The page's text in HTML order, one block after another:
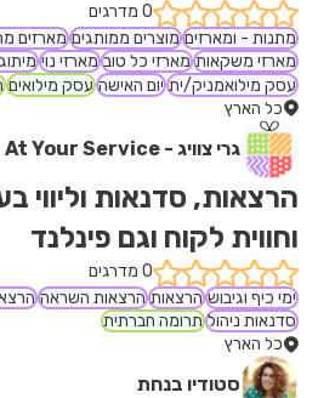
0 מדרגים
מתנות - ומארזים מוצרים ממותגים מארזים
מארזי משקאות מארזי כל טוב מארזי נוי
עסק מילואמניק/ית יום האישה עסק מילואים
כל הארץ
גרי צוויג - At Your Service
וחווית לקוח וגם פינלנד
0 מדרגים
ימי כיף וגיבוש הרצאות הרצאות השראה
סדנאות ניהול תרומה חברתית
כל הארץ
סטודיו בנחת